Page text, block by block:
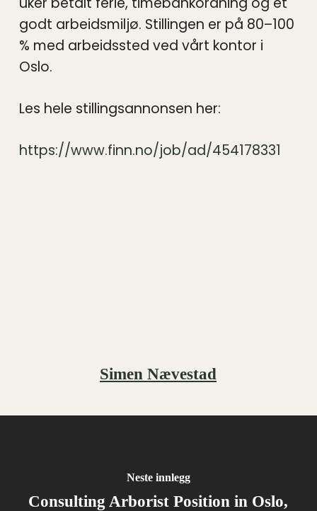
godt arbeidsmiljø. Stillingen er på 80–100
% med arbeidssted ved vårt kontor i
Oslo.
Les hele stillingsannonsen her:
https://www.finn.no/job/ad/454178331
Simen Nævestad
Neste innlegg
Consulting Arborist Position in Oslo,